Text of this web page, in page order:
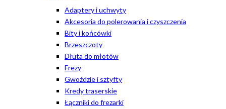
Adaptery i uchwyty
Akcesoria do polerowania i czyszczenia
Bity i końcówki
Brzeszczoty
Dłuta do młotów
Frezy
Gwoździe i sztyfty
Kredy traserskie
Łączniki do frezarki